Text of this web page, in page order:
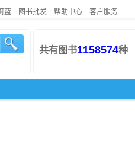
蓝 图书批发 帮助中心 客户服务
共有图书1158574种